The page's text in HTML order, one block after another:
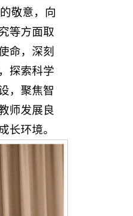
敬意，向
等方面取
命，深刻
探索科学
，聚焦智
师发展良
长环境。